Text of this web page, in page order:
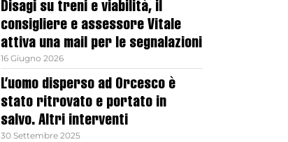
Disagi su treni e viabilità, il
consigliere e assessore Vitale
attiva una mail per le segnalazioni
16 Giugno 2026
L’uomo disperso ad Orcesco è
stato ritrovato e portato in
salvo. Altri interventi
30 Settembre 2025